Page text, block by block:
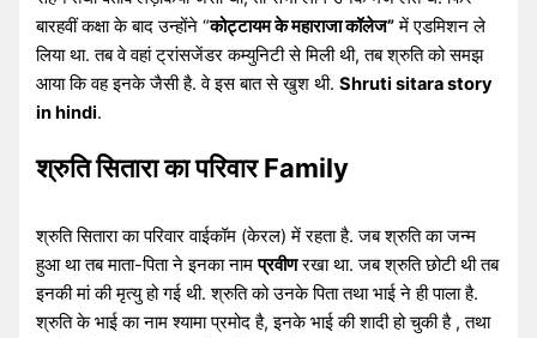
बारहवीं कक्षा के बाद उन्होंने “कोट्टायम के महाराजा कॉलेज”में एडमिशन ले
लिया था. तब वे वहां ट्रांसजेंडर कम्युनिटी से मिली थी, तब श्रुति को समझ
आया कि वह इनके जैसी है. वे इस बात से खुश थी.Shruti sitara story
in hindi.
श्रुति सितारा का परिवार Family
श्रुति सितारा का परिवार वाईकॉम (केरल) में रहता है. जब श्रुति का जन्म
हुआ था तब माता-पिता ने इनका नामप्रवीणरखा था. जब श्रुति छोटी थी तब
इनकी मां की मृत्यु हो गई थी. श्रुति को उनके पिता तथा भाई ने ही पाला है.
श्रुति के भाई का नाम श्यामा प्रमोद है, इनके भाई की शादी हो चुकी है , तथा